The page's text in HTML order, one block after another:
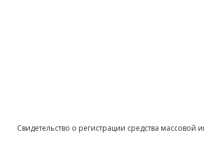
Свидетельство о регистрации средства